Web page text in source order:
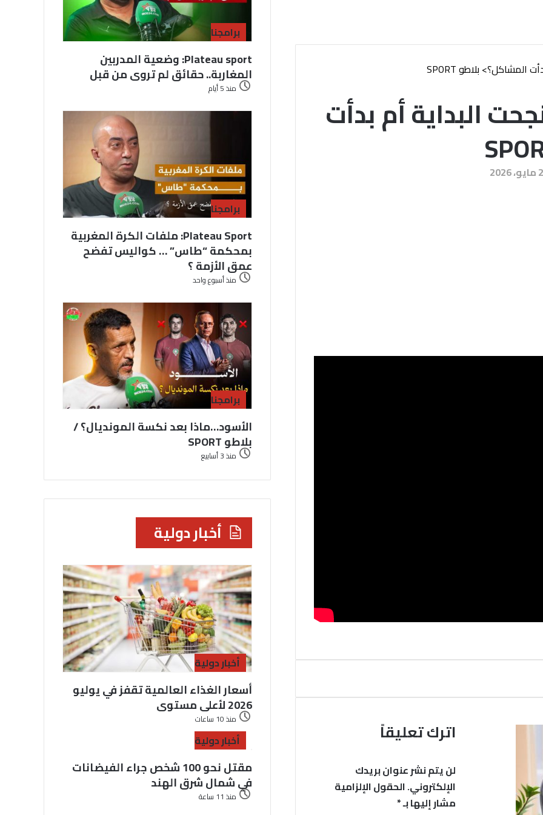
المشاكل؟> بلاطو SPORT
البداية أم بدأت
اترك تعليقاً
لن يتم نشر عنوان بريدك
الإلكتروني.الحقول الإلزامية
مشار إليها بـ*
برامجنا
Plateau sport: وضعية المدربين
المغاربة.. حقائق لم تروى من قبل
منذ 5 أيام
برامجنا
Plateau Sport: ملفات الكرة المغربية
بمحكمة “طاس” … كواليس تفضح
عمق الأزمة ؟
منذ أسبوع واحد
برامجنا
الأسود…ماذا بعد نكسة المونديال؟ /
بلاطو SPORT
منذ 3 أسابيع
أخبار دولية
أخبار دولية
أسعار الغذاء العالمية تقفز في يوليو
2026 لأعلى مستوى
منذ 10 ساعات
أخبار دولية
مقتل نحو 100 شخص جراء الفيضانات
في شمال شرق الهند
منذ 11 ساعة